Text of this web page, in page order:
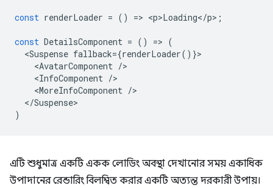
const renderLoader = () => <p>Loading</p> ;
const DetailsComponent = () => (
<Suspense fallback={renderLoader()}
<AvatarComponent /
<InfoComponent /
<MoreInfoComponent /
</Suspense
)
এটি শুধুমাত্র একটি একক লোডিং অবস্থা দেখানোর সময় একাধিক
উপাদানের রেন্ডারিং বিলম্বিত করার একটি অত্যন্ত দরকারী উপায়।